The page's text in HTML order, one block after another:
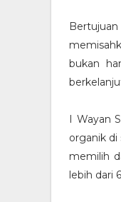
bukan
I Wayan
organik
memilih
lebih dari